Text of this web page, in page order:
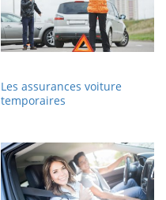
Les assurances voiture
temporaires